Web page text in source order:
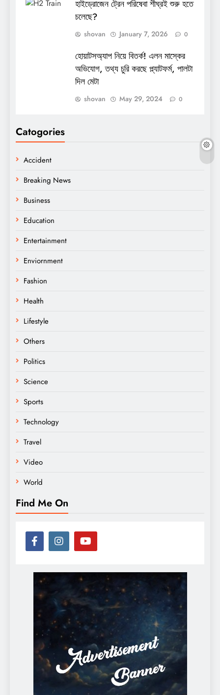
হাইড্রোজেন ট্রেন পরিষেবা শীঘ্রই শুরু হতে
চলেছে?
shovan January 7, 2026 0
হোয়াটসঅ্যাপ নিয়ে বিতর্ক! এলন মাস্কের
অভিযোগ, তথ্য চুরি করছে প্ল্যাটফর্ম, পালটা
দিল মেটা
shovan May 29, 2024 0
Catogories
Accident
Breaking News
Business
Education
Entertainment
Enviornment
Fashion
Health
Lifestyle
Others
Politics
Science
Sports
Technology
Travel
Video
World
Find Me On